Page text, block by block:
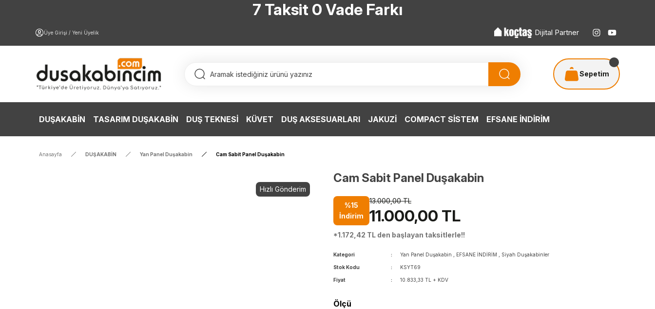
7 Taksit 0 Vade Farkı
Üye Girişi / Yeni Üyelik
TÜRKİYE’NİN HERYERİNE ÜCRETSİZ KARGO
Dijital Partner
Sepetim
DUŞAKABİN TASARIM DUŞAKABİN DUŞ TEKNESİ KÜVET DUŞ AKSESUARLARI JAKUZİ COMPACT SİSTEM EFSANE İNDİRİM
Anasayfa DUŞAKABİN Yan Panel Duşakabin Cam Sabit Panel Duşakabin
Hızlı Gönderim
Cam Sabit Panel Duşakabin
%15
İndirim
13.000,00 TL
11.000,00 TL
*1.172,42 TL den başlayan taksitlerle!!
Kategori Yan Panel Duşakabin EFSANE İNDİRİM Siyah Duşakabinler
Stok Kodu KSYT69
Fiyat 10.833,33 TL + KDV
Ölçü